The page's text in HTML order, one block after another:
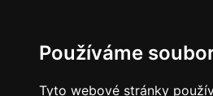
Používáme
Tyto webové stránky